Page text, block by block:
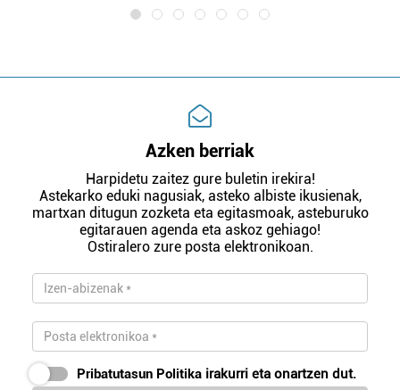
Azken berriak
Harpidetu zaitez gure buletin irekira!
Astekarko eduki nagusiak, asteko albiste ikusienak,
martxan ditugun zozketa eta egitasmoak, asteburuko
egitarauen agenda eta askoz gehiago!
Ostiralero zure posta elektronikoan.
Pribatutasun Politika irakurri eta onartzen dut.